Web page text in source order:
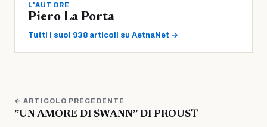
L'AUTORE
Piero La Porta
Tutti i suoi 938 articoli su AetnaNet →
← ARTICOLO PRECEDENTE
”UN AMORE DI SWANN” DI PROUST